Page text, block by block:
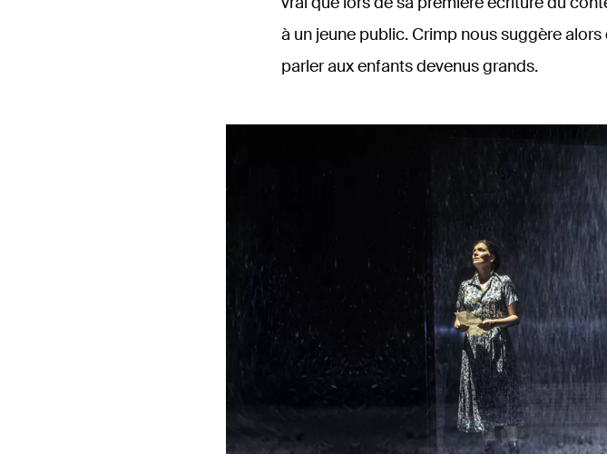
à un jeune public. Crimp nous suggère
parler aux enfants devenus grands.